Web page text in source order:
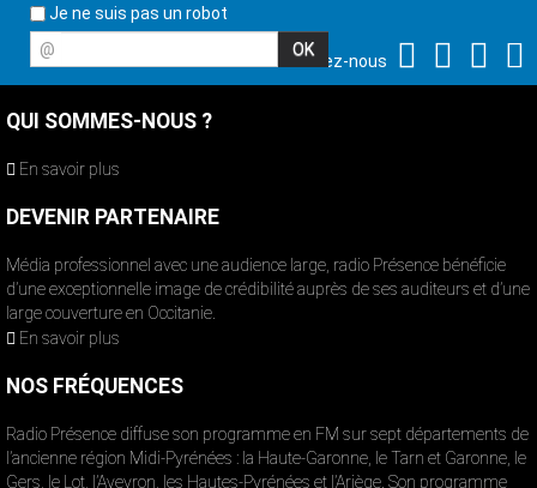
Je ne suis pas un robot
@
Suivez-nous
QUI SOMMES-NOUS ?
En savoir plus
DEVENIR PARTENAIRE
Média professionnel avec une audience large, radio Présence bénéficie
d’une exceptionnelle image de crédibilité auprès de ses auditeurs et d’une
large couverture en Occitanie.
En savoir plus
NOS FRÉQUENCES
Radio Présence diffuse son programme en FM sur sept départements de
l’ancienne région Midi-Pyrénées : la Haute-Garonne, le Tarn et Garonne, le
Gers, le Lot, l’Aveyron, les Hautes-Pyrénées et l’Ariège. Son programme